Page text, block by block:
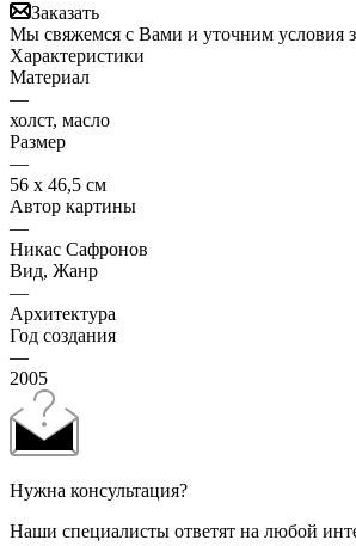
Заказать
Мы свяжемся с Вами и уточним условия
Характеристики
Материал
—
холст, масло
Размер
—
56 х 46,5 см
Автор картины
—
Никас Сафронов
Вид, Жанр
—
Архитектура
Год создания
—
2005
Нужна консультация?
Наши специалисты ответят на любой